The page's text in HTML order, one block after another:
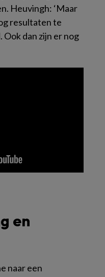
Heuvingh: ‘Maar
resultaten te
dan zijn er nog
en
naar een